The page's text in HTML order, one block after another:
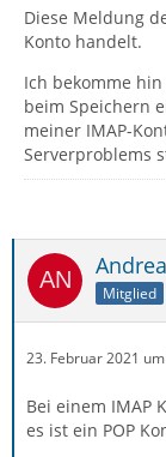
Diese Meldung
Konto handelt.
Ich bekomme
beim Speichern
meiner IMAP-
Serverproblems
Andrea
Mitglied
23. Februar 2021
Bei einem IMAP
es ist ein POP